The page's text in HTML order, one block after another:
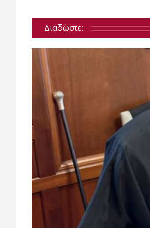
Διαδώστε: